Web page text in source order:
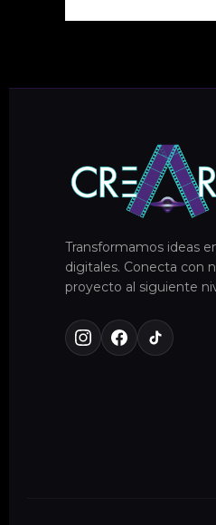
Transformamos ideas
digitales. Conecta con
proyecto al siguiente